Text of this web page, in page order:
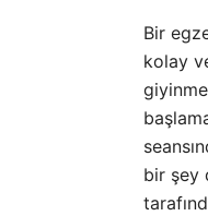
Bir
kolay
bir şey